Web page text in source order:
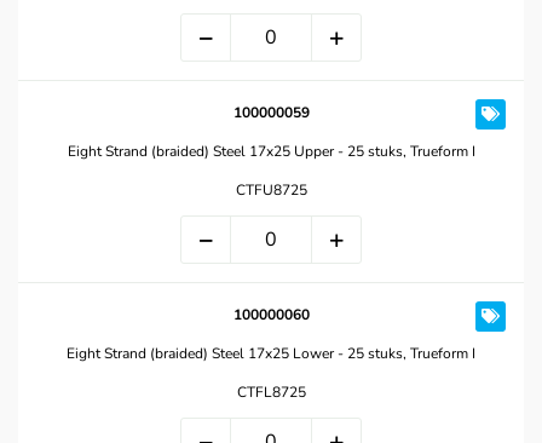
100000059
Eight Strand (braided) Steel 17x25 Upper - 25 stuks, Trueform I
CTFU8725
100000060
Eight Strand (braided) Steel 17x25 Lower - 25 stuks, Trueform I
CTFL8725